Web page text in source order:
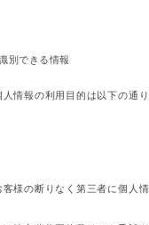
別できる情報
情報の利用目的は以下の通り
様の断りなく第三者に個人情